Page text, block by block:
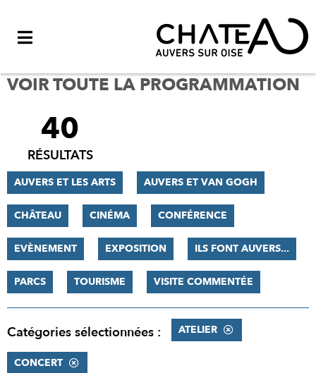
VOIR TOUTE LA PROGRAMMATION
FILTRER
RÉSULTATS
40
RÉSULTATS
AUVERS ET LES ARTS AUVERS ET VAN GOGH
CHÂTEAU CINÉMA CONFÉRENCE
EVÈNEMENT EXPOSITION ILS FONT AUVERS...
PARCS TOURISME VISITE COMMENTÉE
Catégories sélectionnées : ATELIER
CONCERT